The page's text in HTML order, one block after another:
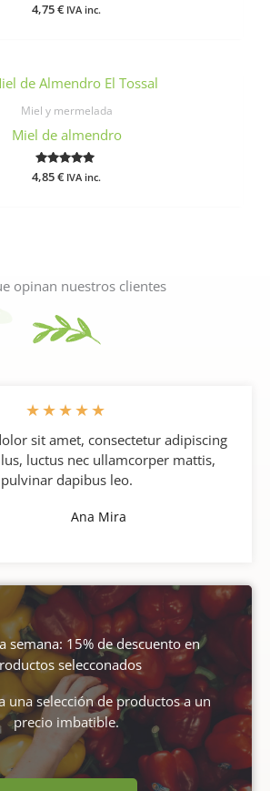
4,75€ IVA inc.
Miel y mermelada
Miel de almendro
Valorado
con
4,85€ IVA inc.
opinan nuestros clientes
★★★★★
sit amet, consectetur adipiscing
luctus nec ullamcorper mattis,
pulvinar dapibus leo.
Ana Mira
semana: 15% de descuento en
selecconados
una selección de productos a un
precio imbatible.